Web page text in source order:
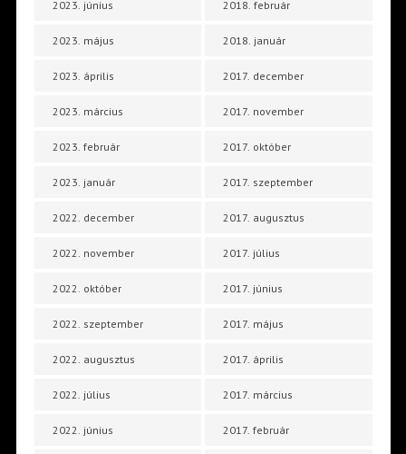
2023. június
2023. május
2023. április
2023. március
2023. február
2023. január
2022. december
2022. november
2022. október
2022. szeptember
2022. augusztus
2022. július
2022. június
2018. február
2018. január
2017. december
2017. november
2017. október
2017. szeptember
2017. augusztus
2017. július
2017. június
2017. május
2017. április
2017. március
2017. február